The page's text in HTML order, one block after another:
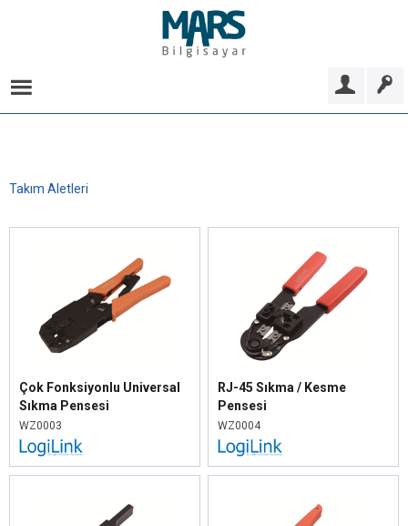
Takım Aletleri
Çok Fonksiyonlu Universal
Sıkma Pensesi
WZ0003
RJ-45 Sıkma / Kesme
Pensesi
WZ0004